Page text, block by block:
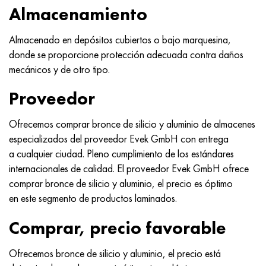
Almacenamiento
Almacenado en depósitos cubiertos o bajo marquesina,
donde se proporcione protección adecuada contra daños
mecánicos y de otro tipo.
Proveedor
Ofrecemos comprar bronce de silicio y aluminio de almacenes
especializados del proveedor Evek GmbH con entrega
a cualquier ciudad. Pleno cumplimiento de los estándares
internacionales de calidad. El proveedor Evek GmbH ofrece
comprar bronce de silicio y aluminio, el precio es óptimo
en este segmento de productos laminados.
Comprar, precio favorable
Ofrecemos bronce de silicio y aluminio, el precio está
MP159
multimetro n155
Nicrofer 5923 hMo
Nicrofer 6030
Nitronik 40
Nitronik 50
Nitrónico 60
Nimonic 80a
56DGNH
68NKhVKTYu
79NM, Lupa 7904
80NM
80NMV-VI
80NHS
81HMA
termobimetales
HN73MBTYu
XN70YU
HN75MBTYu
XN75TBYu
XN77TYu
XN77TYUR
ХН78Т
N65M, EP982
5B
TL5
A LAS 6
TS-6
14 titanio
SP-17
40 titanio
1.4567 - AISI 304Cu
1.4570-aisi303Cu
1.4574 - Aleación PH 15-7 Mo®
1.4580 - AISI 316Cb
1.4597 - AISI 204Cu
Aleación 28 - 1.4563
Aleación 31 - 1.4562
Aleación 926 - 1.4529
15X16H2AM
18X11MNFB
18X12VMBFR
20X12VNMF
20Х3FMI
21NKMT
37X12N8G8MFB
30X, AISI 5130, 30h
30hgs, 30hgs
30hgsa, 30hgsa
30hgsn2a, 30hgsna
30xn2ma, 30CrNiMo8
30хн3а, 31nicr14
34khn3ma, 36NiCrMo16, 35NiCrMo16
35hgsa, 35hgsa